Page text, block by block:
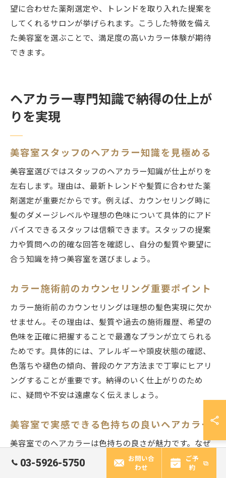
望に合わせた薬剤選定や、トレンドを取り入れた提案を
してくれるサロンが挙げられます。こうした特徴を備え
た美容室を選ぶことで、満足度の高いカラー体験が期待
できます。
ヘアカラー専門知識で納得の仕上が
りを実現
美容室スタッフのヘアカラー知識を見極める
美容室選びではスタッフのヘアカラー知識が仕上がりを
左右します。理由は、最新トレンドや髪質に合わせた薬
剤選定が重要だからです。例えば、カウンセリング時に
髪のダメージレベルや理想の色味について具体的にアド
バイスできるスタッフは信頼できます。スタッフの提案
力や質問への的確な回答を確認し、自分の髪質や要望に
合う知識を持つ美容室を選びましょう。
カラー施術前のカウンセリング重要ポイント
カラー施術前のカウンセリングは理想の髪色実現に欠か
せません。その理由は、髪質や過去の施術履歴、希望の
色味を正確に把握することで最適なプランが立てられる
ためです。具体的には、アレルギーや頭皮状態の確認、
色落ちや褪色の傾向、普段のケア方法まで丁寧にヒアリ
ングすることが重要です。納得のいく仕上がりのため
に、疑問や不安は遠慮なく伝えましょう。
美容室で実感できる色持ちの良いヘアカラー
美容室でのヘアカラーは色持ちの良さが魅力です。なぜ
なら、プロ用薬剤と施術工程で発色や持続性が大きく向
上するからです。具体例として、ダメージを抑えるトリ
03-5926-5750
お問い合
わせ
ご予
約